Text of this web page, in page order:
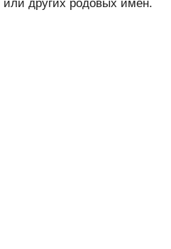
или других родовых имён.